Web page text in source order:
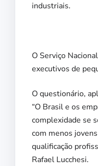
industriais.
O Serviço
executivos de
O questionário,
“O Brasil e os
complexidade se
com menos
qualificação
Rafael Lucchesi.